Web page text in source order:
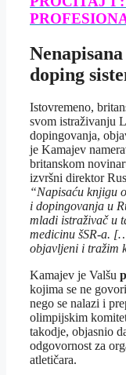
doping
Istovremeno,
svom istraživanju
dopingovanja,
je Kamajev
britanskom
izvršni direktor
“Napisaću knjigu
i dopingovanja u
mladi istraživač u
medicinu šSR-a.
objavljeni i tražim
Kamajev je Valšu
kojima se ne
nego se nalazi i
olimpijskim
takodje, objasnio
odgovornost za
atletičara.